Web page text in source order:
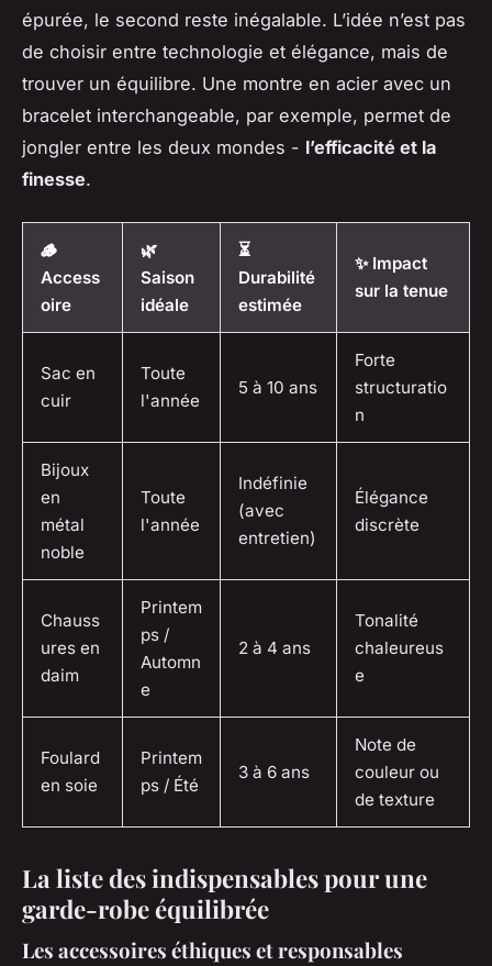
épurée, le second reste inégalable. L’idée n’est pas
de choisir entre technologie et élégance, mais de
trouver un équilibre. Une montre en acier avec un
bracelet interchangeable, par exemple, permet de
jongler entre les deux mondes - l’efficacité et la
finesse.
🪵
Access
oire
🌿
Saison
idéale
⏳
Durabilité
estimée
✨ Impact
sur la tenue
Sac en
cuir
Toute
l'année
5 à 10 ans
Forte
structuratio
n
Bijoux
en
métal
noble
Toute
l'année
Indéfinie
(avec
entretien)
Élégance
discrète
Chauss
ures en
daim
Printem
ps /
Automn
e
2 à 4 ans
Tonalité
chaleureus
e
Foulard
en soie
Printem
ps / Été
3 à 6 ans
Note de
couleur ou
de texture
La liste des indispensables pour une
garde-robe équilibrée
Les accessoires éthiques et responsables